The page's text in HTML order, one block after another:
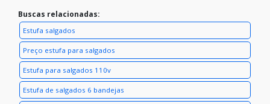
Buscas relacionadas:
Estufa salgados
Preço estufa para salgados
Estufa para salgados 110v
Estufa de salgados 6 bandejas